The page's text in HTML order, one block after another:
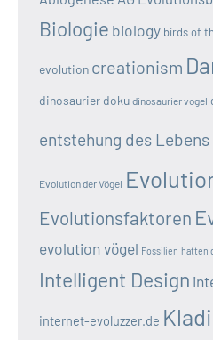
Biologie biology birds of
evolution creationism
dinosaurier doku dinosaurier vogel
entstehung des Lebens
Evolution der Vögel
Evolutionsfaktoren
evolution vögel Fossilien hatten
Intelligent Design
internet-evoluzzer.de